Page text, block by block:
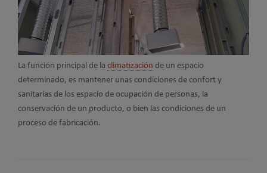
La función principal de la climatización de un espacio
determinado, es mantener unas condiciones de confort y
sanitarias de los espacio de ocupación de personas, la
conservación de un producto, o bien las condiciones de un
proceso de fabricación.